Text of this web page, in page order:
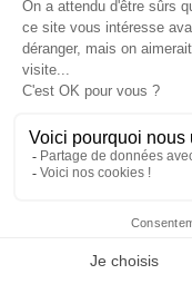
09:50 - 10:20
Test